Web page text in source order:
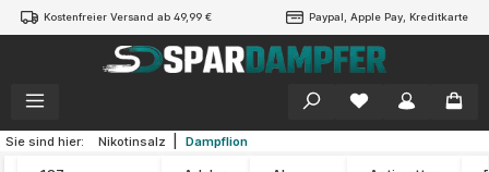
springen
Kostenfreier Versand ab 49,99 € Paypal, Apple Pay, Kreditkarte
Sie sind hier: Nikotinsalz Dampflion